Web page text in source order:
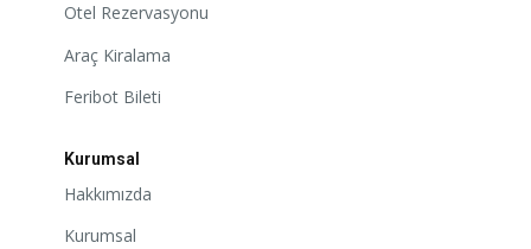
Otel Rezervasyonu
Araç Kiralama
Feribot Bileti
Kurumsal
Hakkımızda
Kurumsal